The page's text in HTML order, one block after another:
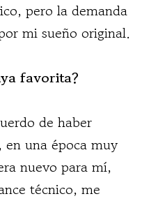
pero la demanda
mi sueño original.
favorita?
de haber
una época muy
nuevo para mí,
técnico, me